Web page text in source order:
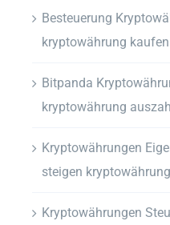
Besteuerung
kryptowährung
Bitpanda
kryptowährung
Kryptowährungen
steigen
Kryptowährungen